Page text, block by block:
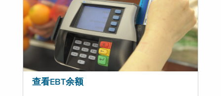
查看EBT余额